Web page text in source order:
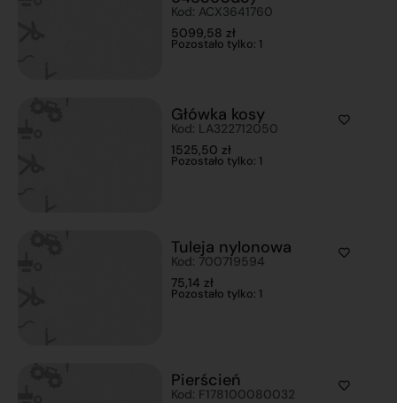
Kod: ACX3641760
5099,58 zł
Pozostało tylko: 1
Główka kosy
Kod: LA322712050
1525,50 zł
Pozostało tylko: 1
Tuleja nylonowa
Kod: 700719594
75,14 zł
Pozostało tylko: 1
Pierścień
Kod: F178100080032